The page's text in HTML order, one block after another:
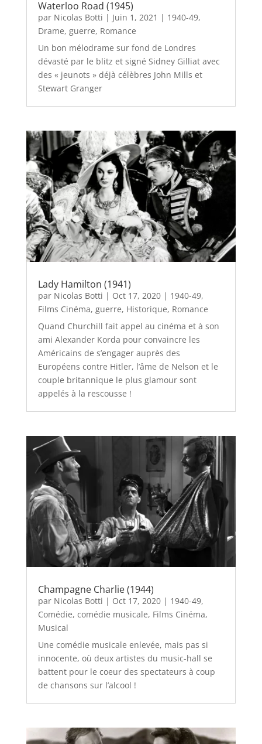
Waterloo Road (1945)
par Nicolas Botti | Juin 1, 2021 | 1940-49,
Drame, guerre, Romance
Un bon mélodrame sur fond de Londres
dévasté par le blitz et signé Sidney Gilliat avec
des « jeunots » déjà célèbres John Mills et
Stewart Granger
Lady Hamilton (1941)
par Nicolas Botti | Oct 17, 2020| 1940-49,
Films Cinéma, guerre, Historique, Romance
Quand Churchill fait appel au cinéma et à son
ami Alexander Korda pour convaincre les
Américains de s’engager auprès des
Européens contre Hitler, l’âme de Nelson et le
couple britannique le plus glamour sont
appelés à la rescousse !
Champagne Charlie (1944)
par Nicolas Botti | Oct 17, 2020| 1940-49,
Comédie, comédie musicale, Films Cinéma,
Musical
Une comédie musicale enlevée, mais pas si
innocente, où deux artistes du music-hall se
battent pour le coeur des spectateurs à coup
de chansons sur l’alcool !